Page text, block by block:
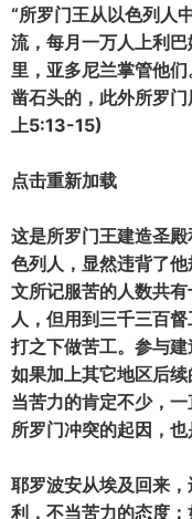
“所罗门王从以色列人
流，每月一万人上利
里，亚多尼兰掌管他
凿石头的，此外所罗
上5:13-15)
点击重新加载
这是所罗门王建造圣
色列人，显然违背了
文所记服苦的人数共
人，但用到三千三百
打之下做苦工。参与
如果加上其它地区后
当苦力的肯定不少，
所罗门冲突的起因，也
耶罗波安从埃及回来
利，不当苦力的态度